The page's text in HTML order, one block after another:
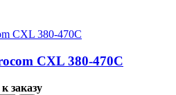
CXL 380-470C
заказу